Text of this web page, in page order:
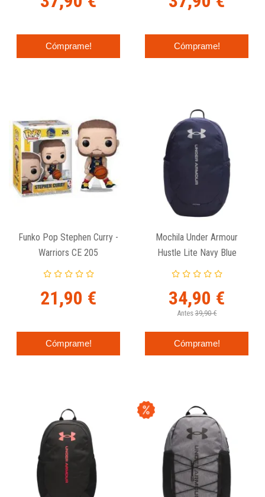
Cómprame! Cómprame!
Funko Pop Stephen Curry -
Warriors CE 205
21,90 €
Cómprame!
Mochila Under Armour
Hustle Lite Navy Blue
34,90 €
Antes 39,90 €
Cómprame!